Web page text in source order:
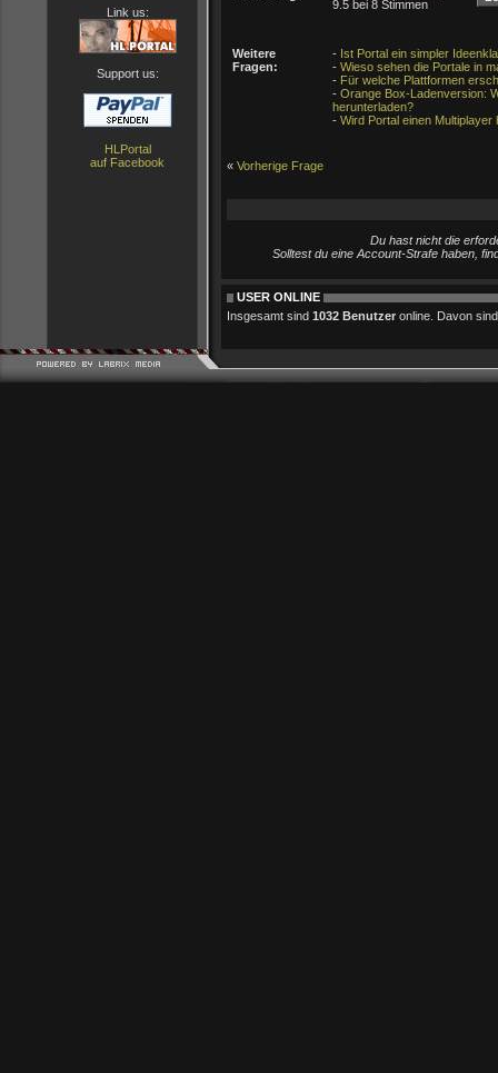
Link us:
Support us:
HLPortal
auf Facebook
9.5 bei 8 Stimmen
Weitere
Fragen:
- Ist Portal ein simpler
- Wieso sehen die Portale in
- Für welche Plattformen
- Orange Box-Ladenversion:
herunterladen?
- Wird Portal einen Multiplayer
« Vorherige Frage
Du hast nicht die
Solltest du eine Account-Strafe haben,
USER ONLINE
Insgesamt sind 1032 Benutzer online. Davon